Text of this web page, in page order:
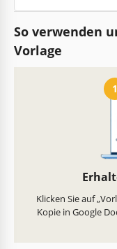
So verwenden
Vorlage
1
Klicken Sie auf
Kopie in Google